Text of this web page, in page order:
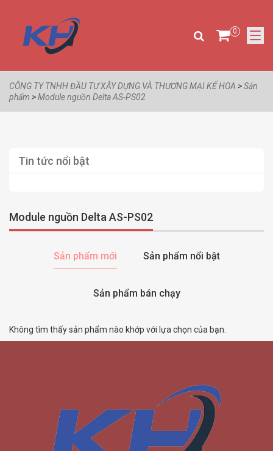
0
CÔNG TY TNHH ĐẦU TƯ XÂY DỰNG VÀ THƯƠNG MẠI KẾ HOA >Sản
phẩm >Module nguồn Delta AS-PS02
Tin tức nổi bật
Module nguồn Delta AS-PS02
Sản phẩm mới Sản phẩm nổi bật
Sản phẩm bán chạy
Không tìm thấy sản phẩm nào khớp với lựa chọn của bạn.